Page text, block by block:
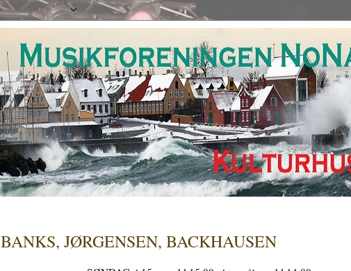
BANKS, JØRGENSEN, BACKHAUSEN